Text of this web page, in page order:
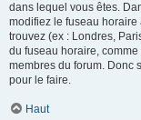
dans lequel vous êtes.
modifiez le fuseau horaire
trouvez (ex : Londres,
du fuseau horaire, comme
membres du forum. Donc
pour le faire.
Haut